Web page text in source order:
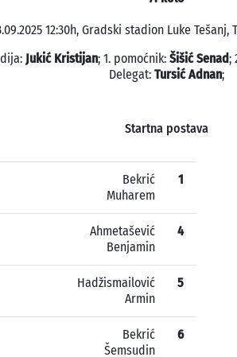
12:30h, Gradski stadion Luke Tešanj,
Jukić Kristijan; 1. pomoćnik: Šišić Senad;
Delegat: Tursić Adnan;
Startna postava
Bekrić
Muharem
1
Ahmetašević
Benjamin
4
Hadžismailović
Armin
5
Bekrić
Šemsudin
6